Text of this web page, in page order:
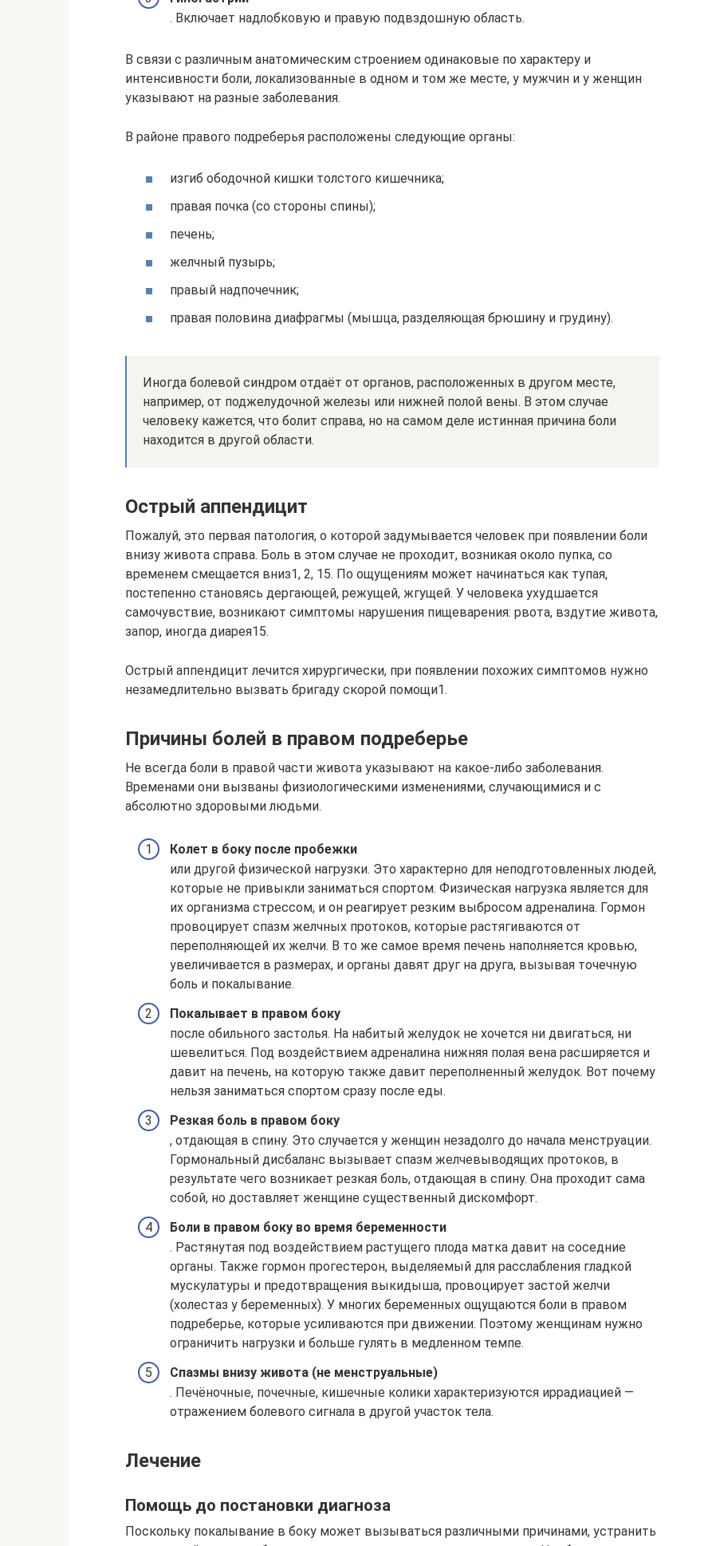
. Включает надлобковую и правую подвздошную область.
В связи с различным анатомическим строением одинаковые по характеру и
интенсивности боли, локализованные в одном и том же месте, у мужчин и у женщин
указывают на разные заболевания.
В районе правого подреберья расположены следующие органы:
изгиб ободочной кишки толстого кишечника;
правая почка (со стороны спины);
печень;
желчный пузырь;
правый надпочечник;
правая половина диафрагмы (мышца, разделяющая брюшину и грудину).
Иногда болевой синдром отдаёт от органов, расположенных в другом месте,
например, от поджелудочной железы или нижней полой вены. В этом случае
человеку кажется, что болит справа, но на самом деле истинная причина боли
находится в другой области.
Острый аппендицит
Пожалуй, это первая патология, о которой задумывается человек при появлении боли
внизу живота справа. Боль в этом случае не проходит, возникая около пупка, со
временем смещается вниз1, 2, 15. По ощущениям может начинаться как тупая,
постепенно становясь дергающей, режущей, жгущей. У человека ухудшается
самочувствие, возникают симптомы нарушения пищеварения: рвота, вздутие живота,
запор, иногда диарея15.
Острый аппендицит лечится хирургически, при появлении похожих симптомов нужно
незамедлительно вызвать бригаду скорой помощи1.
Причины болей в правом подреберье
Не всегда боли в правой части живота указывают на какое-либо заболевания.
Временами они вызваны физиологическими изменениями, случающимися и с
абсолютно здоровыми людьми.
Колет в боку после пробежки
или другой физической нагрузки. Это характерно для неподготовленных людей,
которые не привыкли заниматься спортом. Физическая нагрузка является для
их организма стрессом, и он реагирует резким выбросом адреналина. Гормон
провоцирует спазм желчных протоков, которые растягиваются от
переполняющей их желчи. В то же самое время печень наполняется кровью,
увеличивается в размерах, и органы давят друг на друга, вызывая точечную
боль и покалывание.
Покалывает в правом боку
после обильного застолья. На набитый желудок не хочется ни двигаться, ни
шевелиться. Под воздействием адреналина нижняя полая вена расширяется и
давит на печень, на которую также давит переполненный желудок. Вот почему
нельзя заниматься спортом сразу после еды.
Резкая боль в правом боку
, отдающая в спину. Это случается у женщин незадолго до начала менструации.
Гормональный дисбаланс вызывает спазм желчевыводящих протоков, в
результате чего возникает резкая боль, отдающая в спину. Она проходит сама
собой, но доставляет женщине существенный дискомфорт.
Боли в правом боку во время беременности
. Растянутая под воздействием растущего плода матка давит на соседние
органы. Также гормон прогестерон, выделяемый для расслабления гладкой
мускулатуры и предотвращения выкидыша, провоцирует застой желчи
(холестаз у беременных). У многих беременных ощущаются боли в правом
подреберье, которые усиливаются при движении. Поэтому женщинам нужно
ограничить нагрузки и больше гулять в медленном темпе.
Спазмы внизу живота (не менструальные)
. Печёночные, почечные, кишечные колики характеризуются иррадиацией —
отражением болевого сигнала в другой участок тела.
Лечение
Помощь до постановки диагноза
Поскольку покалывание в боку может вызываться различными причинами, устранить